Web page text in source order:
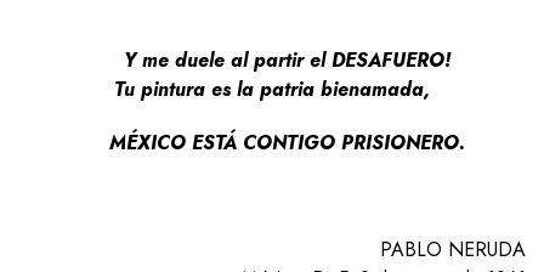
Y me duele al partir el DESAFUERO!
Tu pintura es la patria bienamada,
MÉXICO ESTÁ CONTIGO PRISIONERO.
PABLO NERUDA